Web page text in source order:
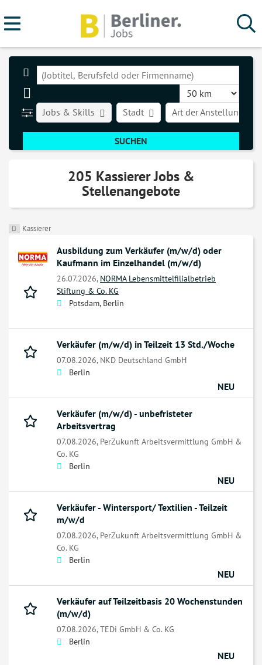
Stadt Art der Anstellung
Jobs & Skills
205 Kassierer Jobs &
Stellenangebote
Kassierer
Ausbildung zum Verkäufer (m/w/d) oder
Kaufmann im Einzelhandel (m/w/d)
26.07.2026, NORMA Lebensmittelfilialbetrieb
Stiftung & Co. KG
Potsdam, Berlin
Verkäufer (m/w/d) in Teilzeit 13 Std./Woche
07.08.2026, NKD Deutschland GmbH
Berlin
NEU
Verkäufer (m/w/d) - unbefristeter
Arbeitsvertrag
07.08.2026, PerZukunft Arbeitsvermittlung GmbH &
Co. KG
Berlin
NEU
Verkäufer - Wintersport/ Textilien - Teilzeit
m/w/d
07.08.2026, PerZukunft Arbeitsvermittlung GmbH &
Co. KG
Berlin
NEU
Verkäufer auf Teilzeitbasis 20 Wochenstunden
(m/w/d)
07.08.2026,TEDi GmbH & Co. KG
Berlin
NEU